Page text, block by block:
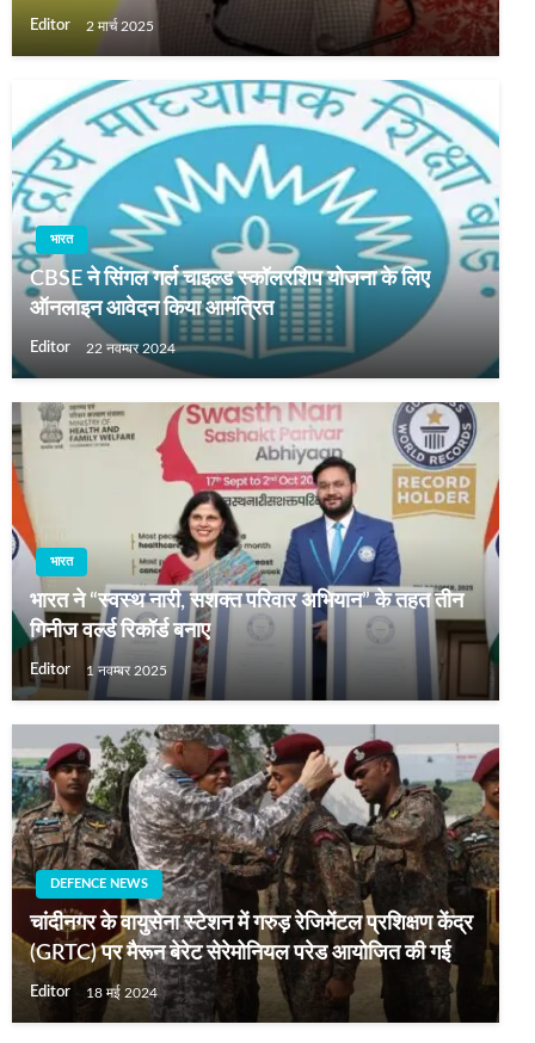
Editor 2 मार्च 2025
भारत
CBSE ने सिंगल गर्ल चाइल्ड स्कॉलरशिप योजना के लिए
ऑनलाइन आवेदन किया आमंत्रित
Editor 22 नवम्बर 2024
भारत
भारत ने “स्वस्थ नारी, सशक्त परिवार अभियान” के तहत तीन
गिनीज वर्ल्ड रिकॉर्ड बनाए
Editor 1 नवम्बर 2025
DEFENCE NEWS
चांदीनगर के वायुसेना स्टेशन में गरुड़ रेजिमेंटल प्रशिक्षण केंद्र
(GRTC) पर मैरून बेरेट सेरेमोनियल परेड आयोजित की गई
Editor 18 मई 2024